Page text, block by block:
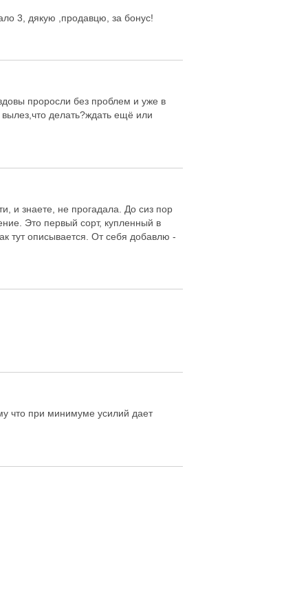
3, дякую ,продавцю, за бонус!
проросли без проблем и уже в
вылез,что делать?ждать ещё или
и знаете, не прогадала. До сиз пор
Это первый сорт, купленный в
тут описывается. От себя добавлю -
что при минимуме усилий дает